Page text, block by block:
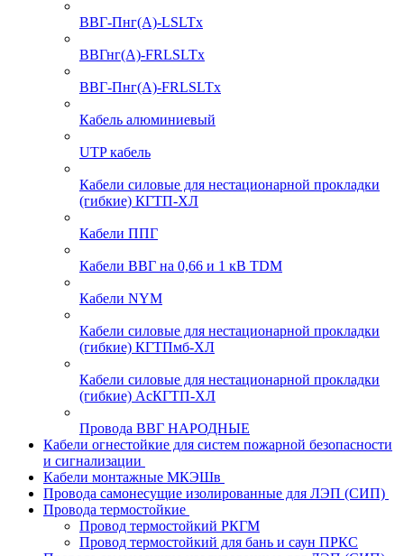
ВВГ-Пнг(А)-LSLTx
ВВГнг(А)-FRLSLTx
ВВГ-Пнг(А)-FRLSLTx
Кабель алюминиевый
UTP кабель
Кабели силовые для нестационарной прокладки
(гибкие) КГТП-ХЛ
Кабели ППГ
Кабели ВВГ на 0,66 и 1 кВ TDM
Кабели NYM
Кабели силовые для нестационарной прокладки
(гибкие) КГТПмб-ХЛ
Кабели силовые для нестационарной прокладки
(гибкие) АсКГТП-ХЛ
Провода ВВГ НАРОДНЫЕ
Кабели огнестойкие для систем пожарной безопасности
и сигнализации
Кабели монтажные МКЭШв
Провода самонесущие изолированные для ЛЭП (СИП)
Провода термостойкие
Провод термостойкий РКГМ
Провод термостойкий для бань и саун ПРКС